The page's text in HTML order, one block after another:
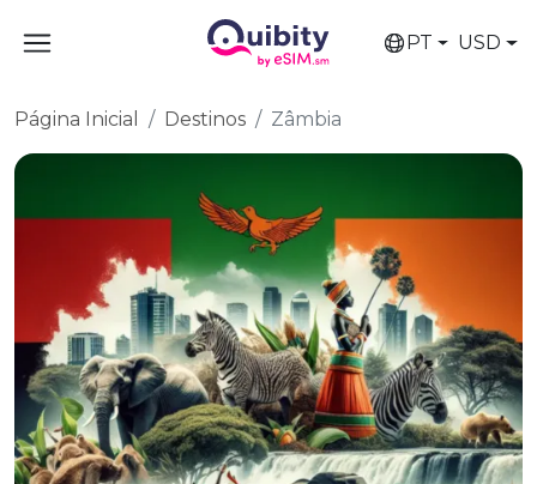
PT USD
Página Inicial Destinos Zâmbia